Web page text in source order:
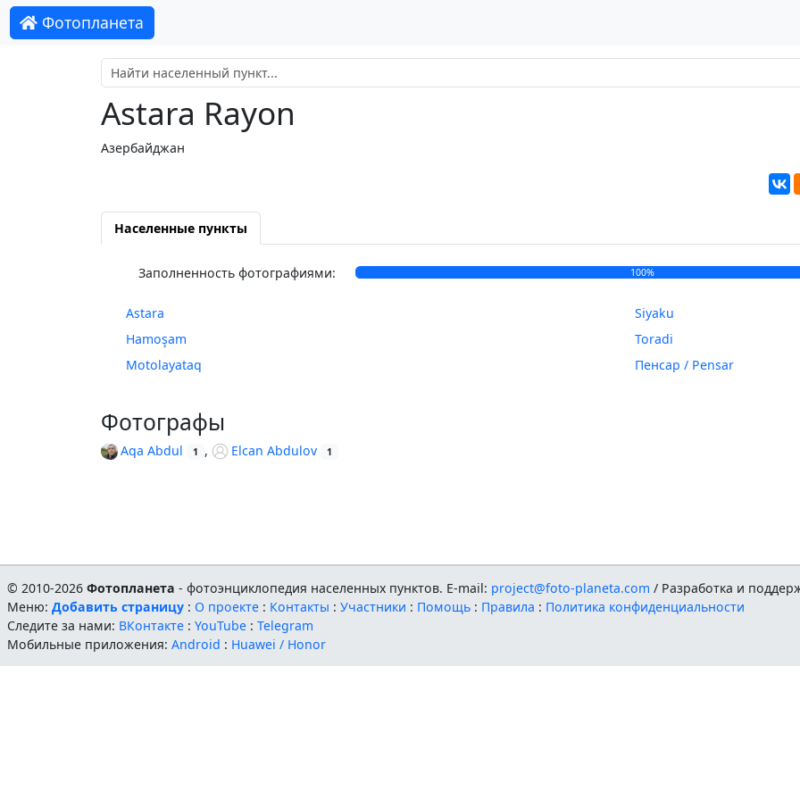
Фотопланета
Astara Rayon
Азербайджан
Населенные пункты
Заполненность фотографиями: 100%
Astara
Hamoşam
Motolayataq
Siyaku
Toradi
Пенсар / Pensar
Фотографы
Aqa Abdul 1 , Elcan Abdulov 1
© 2010-2026Фотопланета - фотоэнциклопедия населенных пунктов. E-mail: project@foto-planeta.com / Разработка и
Меню:Добавить страницу : О проекте : Контакты :Участники : Помощь : Правила : Политика конфиденциальности
Следите за нами: ВКонтакте :YouTube :Telegram
Мобильные приложения:Android : Huawei / Honor